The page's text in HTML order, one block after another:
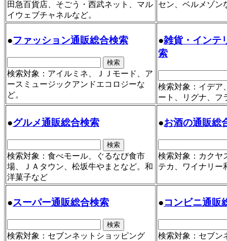
田急百貨店、そごう・西武ネット、マル
イウェブチャネルなど。
セン、ベルメゾン
●ファッション通販総合検索
検索対象：アイルミネ、ＪＪモード、ア
ースミュージックアンドエコロジーな
ど。
●雑貨・インテ
索
検索対象：イデア
ート、リグナ、フ
●グルメ通販総合検索
検索対象：食べモール、ぐるなび食市
場、ＪＡタウン、松坂牛やまとなど。和
洋菓子など
●お酒の通販総
検索対象：カクヤ
テカ、ワイナリー
●スーパー通販総合検索
検索対象：セブンネットショッピング
●コンビニ通販
検索対象：セブン